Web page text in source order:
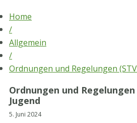
to
content
Home
/
Allgemein
/
Ordnungen und Regelungen
Ordnungen und Regelungen
Jugend
5. Juni 2024